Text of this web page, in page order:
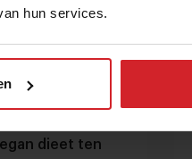
hun services.
dieet ten